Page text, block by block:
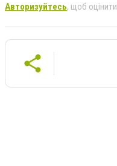
Авторизуйтесь, щоб оцінити